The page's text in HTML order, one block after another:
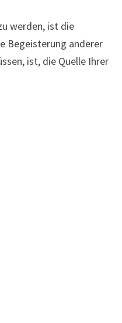
werden, ist die
Begeisterung anderer
ist, die Quelle Ihrer